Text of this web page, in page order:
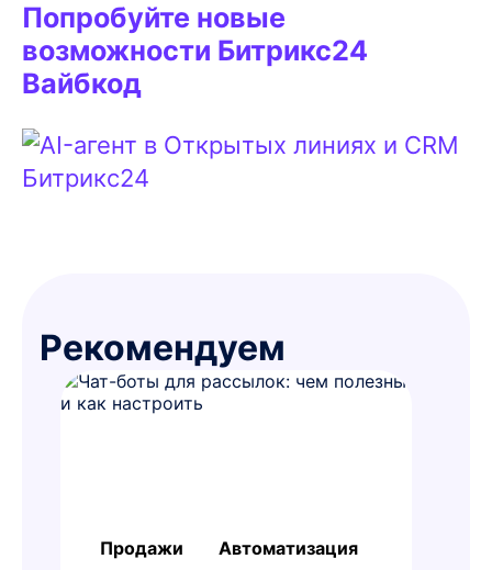
Попробуйте новые
возможности Битрикс24
Вайбкод
Рекомендуем
Продажи Автоматизация